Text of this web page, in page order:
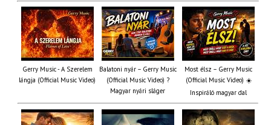
Gerry Music - A Szerelem
lángja (Official Music Video)
Balatoni nyár – Gerry Music
(Official Music Video) ?
Magyar nyári sláger
Most élsz – Gerry Music
(Official Music Video) ☀️
Inspiráló magyar dal